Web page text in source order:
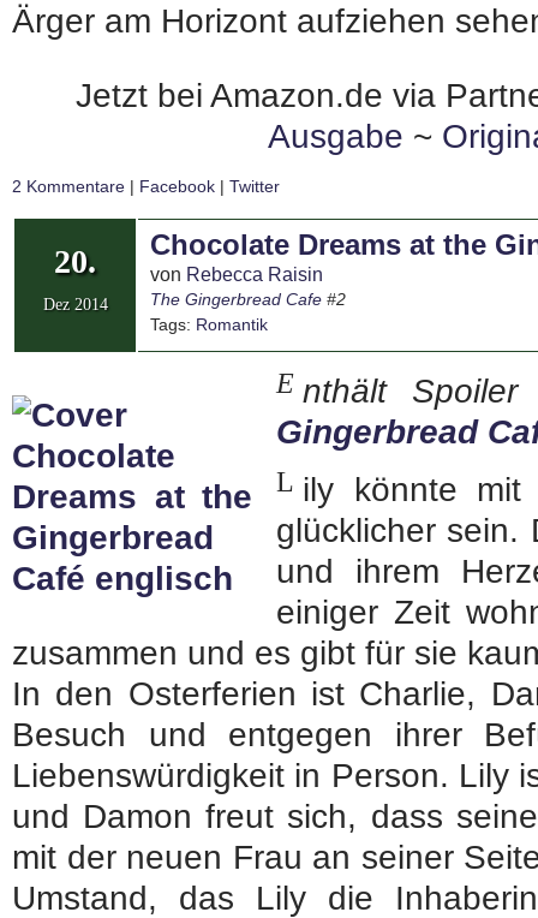
Ärger am Horizont aufziehen
Jetzt bei Amazon.de via
Ausgabe ~
2 Kommentare | Facebook | Twitter
20.
Dez 2014
Chocolate Dreams at the
von Rebecca Raisin
The Gingerbread Cafe #2
Tags: Romantik
E nthält
Gingerbread
L ily könnte mit
glücklicher sein.
und ihrem
einiger Zeit
zusammen und es gibt für sie
In den Osterferien ist Charlie,
Besuch und entgegen ihrer
Liebenswürdigkeit in Person. Lily
und Damon freut sich, dass
mit der neuen Frau an seiner
Umstand, das Lily die